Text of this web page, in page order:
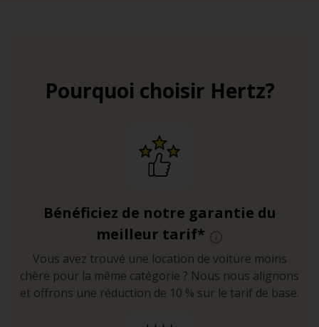
Pourquoi choisir Hertz?
Bénéficiez de notre garantie du
meilleur tarif*
Vous avez trouvé une location de voiture moins
chère pour la même catégorie ? Nous nous alignons
et offrons une réduction de 10 % sur le tarif de base.